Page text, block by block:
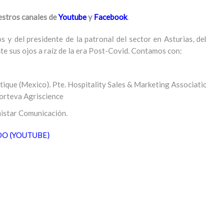
canales deYoutubey Facebook.
y del presidente de la patronal del sector en Asturias,
sus ojos a raíz de la era Post-Covid. Contamos con:
(Mexico). Pte. Hospitality Sales & Marketing
Agriscience
Comunicación.
(YOUTUBE)